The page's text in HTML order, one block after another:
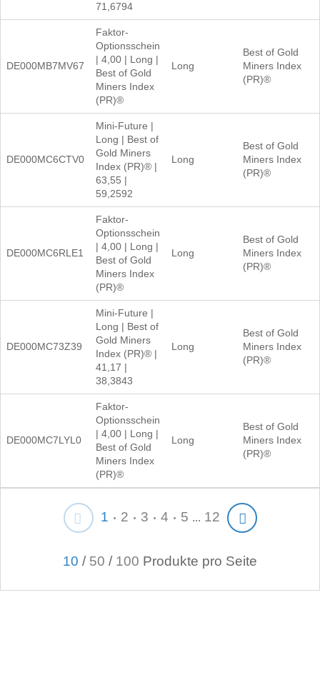
71,6794
DE000MB7MV67
Faktor-
Optionsschein
| 4,00 | Long |
Best of Gold
Miners Index
(PR)®
Long
Best of Gold
Miners Index
(PR)®
DE000MC6CTV0
Mini-Future |
Long | Best of
Gold Miners
Index (PR)® |
63,55 |
59,2592
Long
Best of Gold
Miners Index
(PR)®
DE000MC6RLE1
Faktor-
Optionsschein
| 4,00 | Long |
Best of Gold
Miners Index
(PR)®
Long
Best of Gold
Miners Index
(PR)®
DE000MC73Z39
Mini-Future |
Long | Best of
Gold Miners
Index (PR)® |
41,17 |
38,3843
Long
Best of Gold
Miners Index
(PR)®
DE000MC7LYL0
Faktor-
Optionsschein
| 4,00 | Long |
Best of Gold
Miners Index
(PR)®
Long
Best of Gold
Miners Index
(PR)®
1 2 3 4 5 ... 12
10 / 50 / 100 Produkte pro Seite